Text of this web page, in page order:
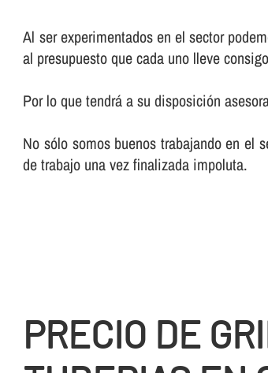
Al ser experimentados en el sector
al presupuesto que cada uno lleve
Por lo que tendrá a su disposición
No sólo somos buenos trabajando en el
de trabajo una vez finalizada impoluta.
PRECIO DE